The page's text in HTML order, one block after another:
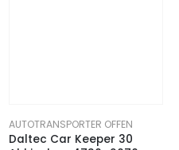
AUTOTRANSPORTER OFFEN
Daltec Car Keeper 30